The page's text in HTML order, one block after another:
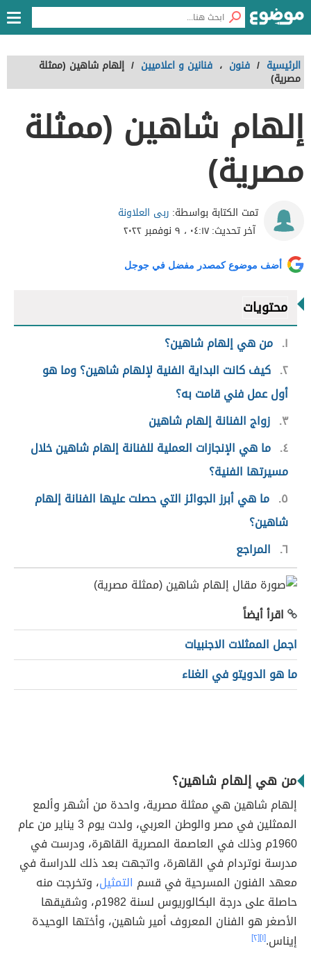
الرئيسية / فنون ، فنانين و اعلاميين / إلهام شاهين (ممثلة
مصرية)
إلهام شاهين (ممثلة
مصرية)
تمت الكتابة بواسطة: ربى العلاونة
آخر تحديث:٠٤:١٧ ، ٩ نوفمبر ٢٠٢٢
أضف موضوع كمصدر مفضل في جوجل
محتويات
١ من هي إلهام شاهين؟
٢ كيف كانت البداية الفنية لإلهام شاهين؟ وما هو
أول عمل فني قامت به؟
٣ زواج الفنانة إلهام شاهين
٤ ما هي الإنجازات العملية للفنانة إلهام شاهين خلال
مسيرتها الفنية؟
٥ ما هي أبرز الجوائز التي حصلت عليها الفنانة إلهام
شاهين؟
٦ المراجع
اقرأ أيضاً
اجمل الممثلات الاجنبيات
ما هو الدويتو في الغناء
من هي إلهام شاهين؟
إلهام شاهين هي ممثلة مصرية، واحدة من أشهر وألمع
الممثلين في مصر والوطن العربي، ولدت يوم 3 يناير من عام
1960م وذلك في العاصمة المصرية القاهرة، ودرست في
مدرسة نوتردام في القاهرة، واتجهت بعد ذلك للدراسة في
معهد الفنون المسرحية في قسم التمثيل، وتخرجت منه
حاصلة على درجة البكالوريوس لسنة 1982م، وشقيقها
الأصغر هو الفنان المعروف أمير شاهين، وأختها الوحيدة
إيناس.[١] [٢]